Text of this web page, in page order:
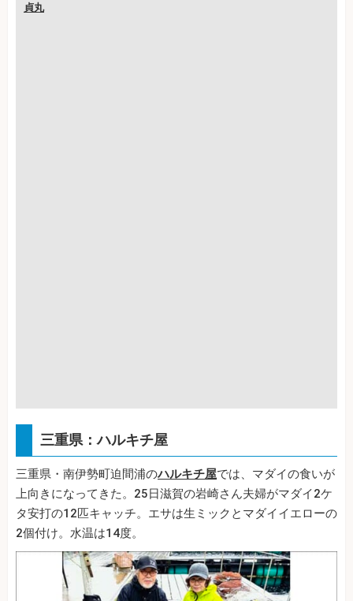
貞丸
三重県：ハルキチ屋
三重県・南伊勢町迫間浦のハルキチ屋では、マダイの食いが
上向きになってきた。25日滋賀の岩崎さん夫婦がマダイ2ケ
タ安打の12匹キャッチ。エサは生ミックとマダイイエローの
2個付け。水温は14度。